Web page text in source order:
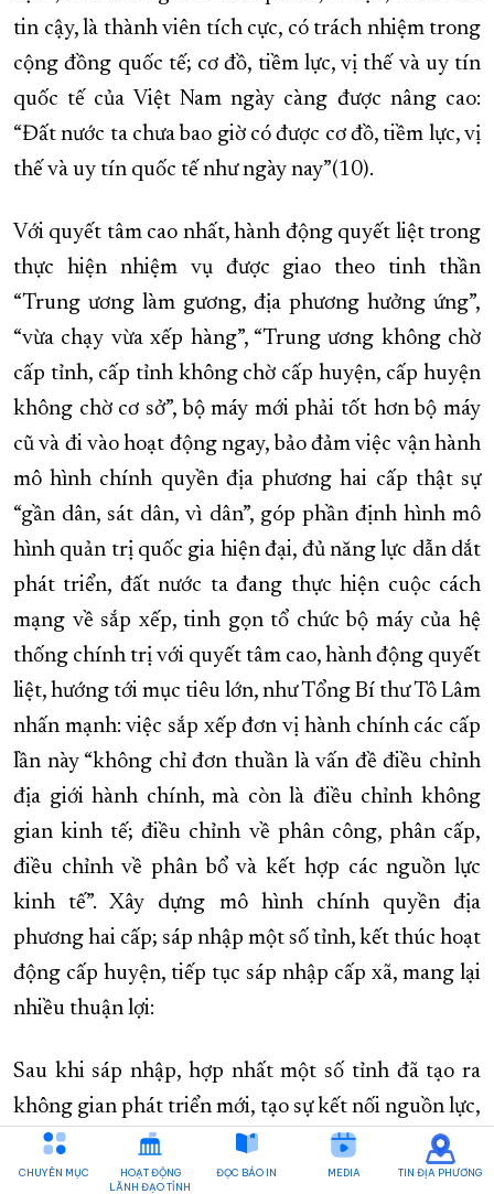
tin cậy, là thành viên tích cực, có trách nhiệm trong
cộng đồng quốc tế; cơ đồ, tiềm lực, vị thế và uy tín
quốc tế của Việt Nam ngày càng được nâng cao:
“Đất nước ta chưa bao giờ có được cơ đồ, tiềm lực, vị
thế và uy tín quốc tế như ngày nay”(10).
Với quyết tâm cao nhất, hành động quyết liệt trong
thực hiện nhiệm vụ được giao theo tinh thần
“Trung ương làm gương, địa phương hưởng ứng”,
“vừa chạy vừa xếp hàng”, “Trung ương không chờ
cấp tỉnh, cấp tỉnh không chờ cấp huyện, cấp huyện
không chờ cơ sở”, bộ máy mới phải tốt hơn bộ máy
cũ và đi vào hoạt động ngay, bảo đảm việc vận hành
mô hình chính quyền địa phương hai cấp thật sự
“gần dân, sát dân, vì dân”, góp phần định hình mô
hình quản trị quốc gia hiện đại, đủ năng lực dẫn dắt
phát triển, đất nước ta đang thực hiện cuộc cách
mạng về sắp xếp, tinh gọn tổ chức bộ máy của hệ
thống chính trị với quyết tâm cao, hành động quyết
liệt, hướng tới mục tiêu lớn, như Tổng Bí thư Tô Lâm
nhấn mạnh: việc sắp xếp đơn vị hành chính các cấp
lần này “không chỉ đơn thuần là vấn đề điều chỉnh
địa giới hành chính, mà còn là điều chỉnh không
gian kinh tế; điều chỉnh về phân công, phân cấp,
điều chỉnh về phân bổ và kết hợp các nguồn lực
kinh tế”. Xây dựng mô hình chính quyền địa
phương hai cấp; sáp nhập một số tỉnh, kết thúc hoạt
động cấp huyện, tiếp tục sáp nhập cấp xã, mang lại
nhiều thuận lợi:
Sau khi sáp nhập, hợp nhất một số tỉnh đã tạo ra
không gian phát triển mới, tạo sự kết nối nguồn lực,
liên thông, liên tục, trở thành cửa ngõ kết nối vùng,
biên giới, nhiều địa phương có thêm lợi thế kết nối
CHUYÊN MỤC
HOẠT ĐỘNG
LÃNH ĐẠO TỈNH
ĐỌC BÁO IN MEDIA TIN ĐỊA PHƯƠNG